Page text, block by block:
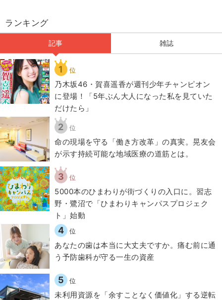
ランキング
記事 雑誌
1 位
乃木坂46・賀喜遥香が週刊少年チャンピオン
に登場！「5年ぶん大人になった私を見ていた
だけたら」
2 位
​命の現場を守る「働き方改革」の真実。晃友会
が示す持続可能な地域医療の道筋とは。
3 位
5000本のひまわりが街づくりの入口に。習志
野・鷺沼で「ひまわりキャンパスプロジェク
ト」始動
4 位
​あなたの歯は本当に大丈夫ですか。痛む前に通
う予防歯科が守る一生の資産
5 位
​​未利用資源を「余すことなく価値化」する逆転